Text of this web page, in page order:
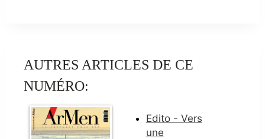
AUTRES ARTICLES DE CE
NUMÉRO:
Edito - Vers
une